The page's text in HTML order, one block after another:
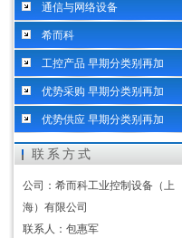
通信与网络设备
希而科
工控产品 早期分类别再加
优势采购 早期分类别再加
优势供应 早期分类别再加
联系方式
公司：希而科工业控制设备（上
海）有限公司
联系人：包惠军